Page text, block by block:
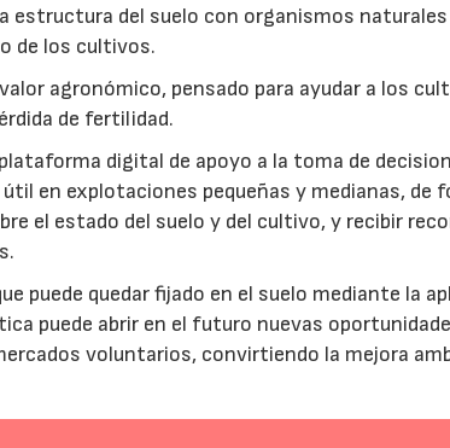
estructura del suelo con organismos naturales
de los cultivos.
agronómico, pensado para ayudar a los
de fertilidad.
digital de apoyo a la toma de
en explotaciones pequeñas y medianas, de
el estado del suelo y del cultivo, y recibir
puede quedar fijado en el suelo mediante la
puede abrir en el futuro nuevas
voluntarios, convirtiendo la mejora